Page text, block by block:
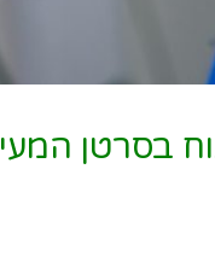
בסרטן המעי